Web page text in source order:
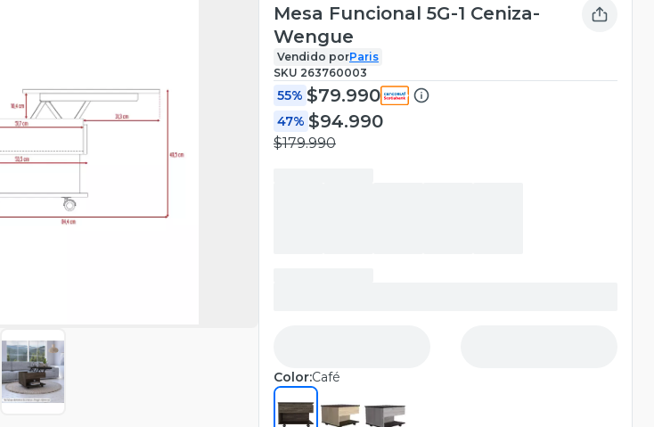
Mesa Funcional 5G-1 Ceniza-
Wengue
Vendido porParis
SKU 263760003
55% $79.990
47% $94.990
$179.990
Color:Café